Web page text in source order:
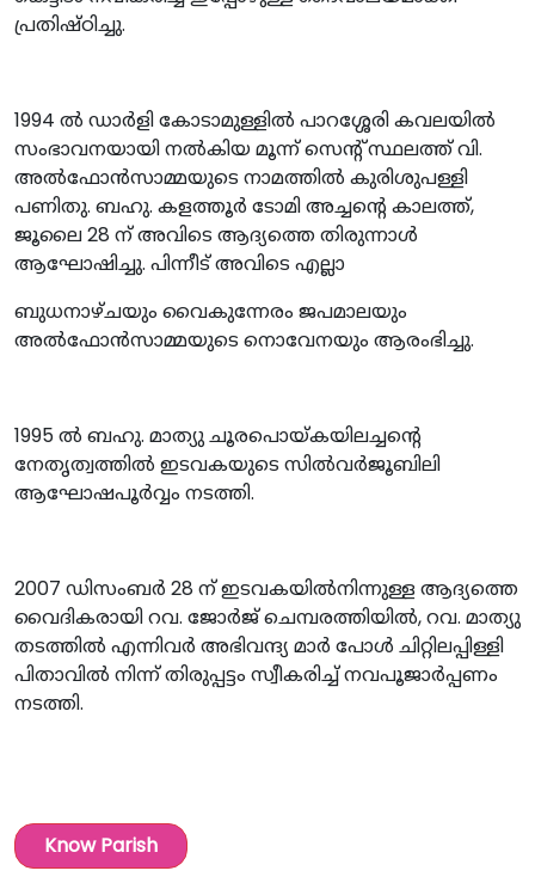
പ്രതിഷ്ഠിച്ചു.
1994 ൽ ഡാർളി കോടാമുള്ളിൽ പാറശ്ശേരി കവലയിൽ
സംഭാവനയായി നൽകിയ മൂന്ന് സെന്റ് സ്ഥലത്ത് വി.
അൽഫോൻസാമ്മയുടെ നാമത്തിൽ കുരിശുപള്ളി
പണിതു. ബഹു. കളത്തൂർ ടോമി അച്ചന്റെ കാലത്ത്,
ജൂലൈ 28 ന് അവിടെ ആദ്യത്തെ തിരുന്നാൾ
ആഘോഷിച്ചു. പിന്നീട് അവിടെ എല്ലാ
ബുധനാഴ്‌ചയും വൈകുന്നേരം ജപമാലയും
അൽഫോൻസാമ്മയുടെ നൊവേനയും ആരംഭിച്ചു.
1995 ൽ ബഹു. മാത്യു ചൂരപൊയ്കയിലച്ചന്റെ
നേതൃത്വത്തിൽ ഇടവകയുടെ സിൽവർജൂബിലി
ആഘോഷപൂർവ്വം നടത്തി.
2007 ഡിസംബർ 28 ന് ഇടവകയിൽനിന്നുള്ള ആദ്യത്തെ
വൈദികരായി റവ. ജോർജ് ചെമ്പരത്തിയിൽ, റവ. മാത്യു
തടത്തിൽ എന്നിവർ അഭിവന്ദ്യ മാർ പോൾ ചിറ്റിലപ്പിള്ളി
പിതാവിൽ നിന്ന് തിരുപ്പട്ടം സ്വീകരിച്ച് നവപൂജാർപ്പണം
നടത്തി.
Know Parish